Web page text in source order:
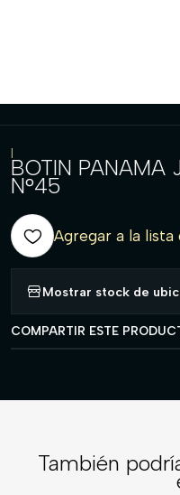
|
BOTIN PANAMA
N°45
Agregar a la lista
Mostrar stock de
COMPARTIR ESTE
También